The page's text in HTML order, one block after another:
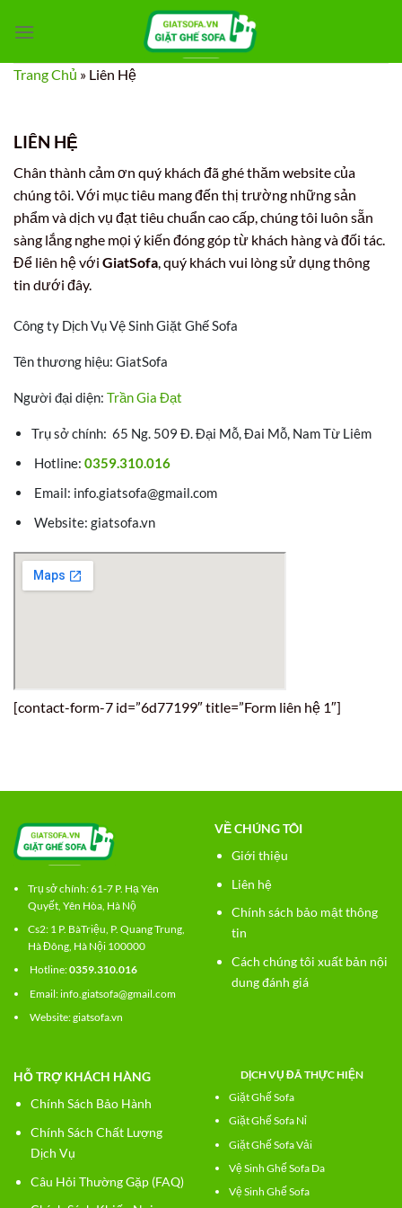
qua
dungTrang Chủ » Liên Hệ
LIÊN HỆ
Chân thành cảm ơn quý khách đã ghé thăm website của
chúng tôi. Với mục tiêu mang đến thị trường những sản
phẩm và dịch vụ đạt tiêu chuẩn cao cấp, chúng tôi luôn sẵn
sàng lắng nghe mọi ý kiến đóng góp từ khách hàng và đối tác.
Để liên hệ với GiatSofa, quý khách vui lòng sử dụng thông
tin dưới đây.
Công ty Dịch Vụ Vệ Sinh Giặt Ghế Sofa
Tên thương hiệu: GiatSofa
Người đại diện: Trần Gia Đạt
Trụ sở chính: 65 Ng. 509 Đ. Đại Mỗ, Đai Mỗ, Nam Từ Liêm
Hotline: 0359.310.016
Email: info.giatsofa@gmail.com
Website: giatsofa.vn
[contact-form-7 id=”6d77199″ title=”Form liên hệ 1″]
Trụ sở chính: 61-7 P. Hạ Yên
Quyết, Yên Hòa, Hà Nộ
Cs2: 1 P. BàTriệu, P. Quang Trung,
Hà Đông, Hà Nội 100000
Hotline:0359.310.016
Email: info.giatsofa@gmail.com
Website:giatsofa.vn
VỀ CHÚNG TÔI
Giới thiệu
Liên hệ
Chính sách bảo mật thông
tin
Cách chúng tôi xuất bản nội
dung đánh giá
HỖ TRỢ KHÁCH HÀNG
Chính Sách Bảo Hành
Chính Sách Chất Lượng
Dịch Vụ
Câu Hỏi Thường Gặp (FAQ)
DỊCH VỤ ĐÃ THỰC HIỆN
Giặt Ghế Sofa
Giặt Ghế Sofa Nỉ
Giặt Ghế Sofa Vải
Vệ Sinh Ghế Sofa Da
Vệ Sinh Ghế Sofa